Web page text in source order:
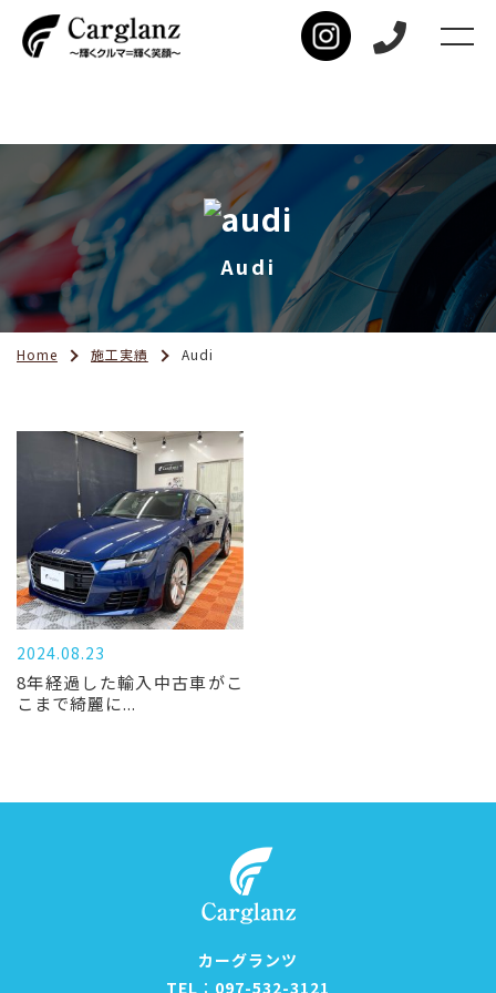
Audi
Home 施工実績 Audi
2024.08.23
8年経過した輸入中古車がこ
こまで綺麗に...
カーグランツ
TEL︰097-532-3121